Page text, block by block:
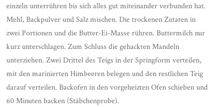
einzeln unterrühren bis sich alles gut miteinander verbunden hat.
Mehl, Backpulver und Salz mischen. Die trockenen Zutaten in
zwei Portionen und die Butter-Ei-Masse rühren. Buttermilch nur
kurz unterschlagen. Zum Schluss die gehackten Mandeln
unterziehen. Zwei Drittel des Teigs in der Springform verteilen,
mit den marinierten Himbeeren belegen und den restlichen Teig
darauf verteilen. Backofen in den vorgeheizten Ofen schieben und
60 Minuten backen (Stäbchenprobe).